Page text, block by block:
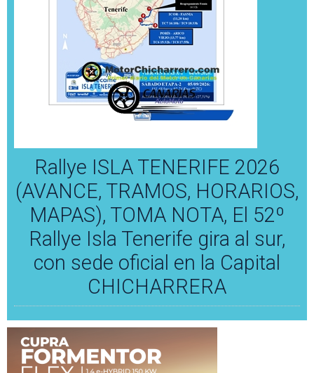
Rallye ISLA TENERIFE 2026
(AVANCE, TRAMOS, HORARIOS,
MAPAS), TOMA NOTA, El 52º
Rallye Isla Tenerife gira al sur,
con sede oficial en la Capital
CHICHARRERA